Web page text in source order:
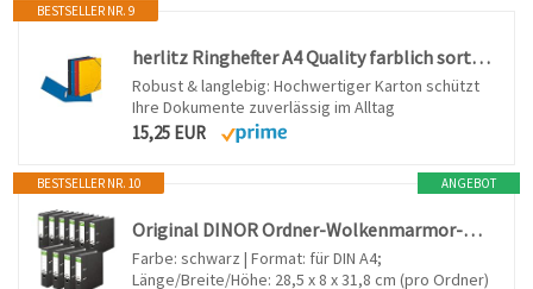
BESTSELLER NR. 9
herlitz Ringhefter A4 Quality farblich sortiert, 2-Ring- Mechanik, 25 mm Rückenbreite, 5 Stück
Robust & langlebig: Hochwertiger Karton schützt
Ihre Dokumente zuverlässig im Alltag
15,25 EUR
ANGEBOT
BESTSELLER NR. 10
Original DINOR Ordner-Wolkenmarmor-Recycling - Made in Germany. 10er Pack 8 cm breit DIN A4 schwarz Aktenordner Briefordner Büroordner Pappordner Schlitzordner Grüner Balken Blauer Engel
Farbe: schwarz | Format: für DIN A4;
Länge/Breite/Höhe: 28,5 x 8 x 31,8 cm (pro Ordner)